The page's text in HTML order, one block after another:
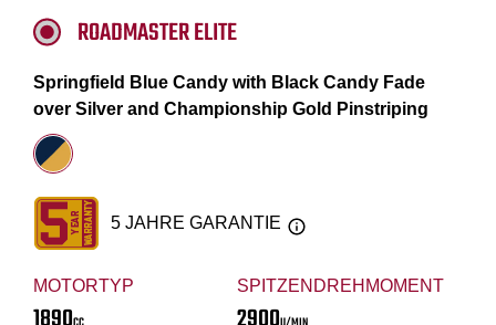
MOTORTYP SPITZENDREHMOMENT
ROADMASTER ELITE
Springfield Blue Candy with Black Candy Fade
over Silver and Championship Gold Pinstriping
5 JAHRE GARANTIE